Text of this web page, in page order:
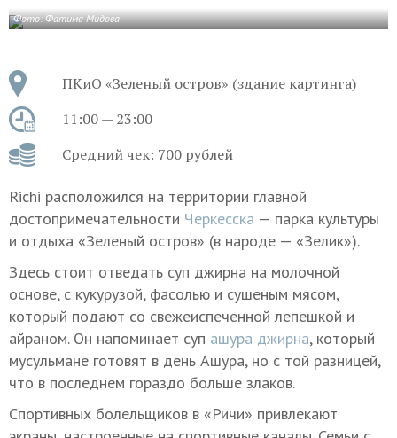
Фото: Фатима Мидова
ПКиО «Зеленый остров» (здание картинга)
11:00 — 23:00
Средний чек: 700 рублей
Richi расположился на территории главной
достопримечательности Черкесска — парка культуры
и отдыха «Зеленый остров» (в народе — «Зелик»).
Здесь стоит отведать суп джирна на молочной
основе, с кукурузой, фасолью и сушеным мясом,
который подают со свежеиспеченной лепешкой и
айраном. Он напоминает суп ашура джирна, который
мусульмане готовят в день Ашура, но с той разницей,
что в последнем гораздо больше злаков.
Спортивных болельщиков в «Ричи» привлекают